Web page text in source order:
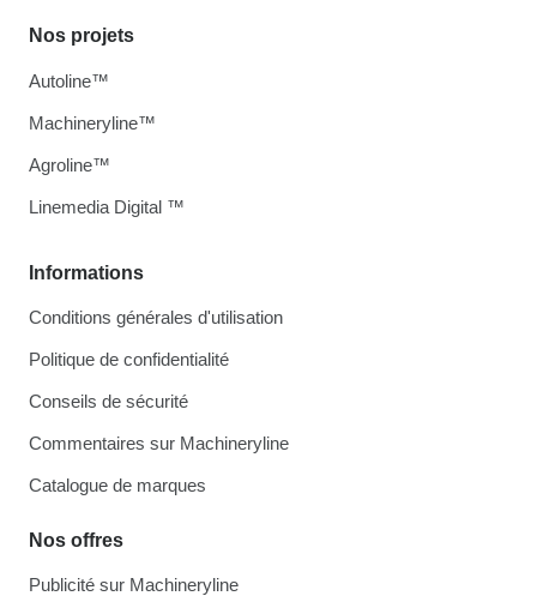
Informations
Conditions générales d'utilisation
Politique de confidentialité
Conseils de sécurité
Commentaires sur Machineryline
Catalogue de marques
Nos offres
Publicité sur Machineryline
Nos projets
Autoline™
Machineryline™
Agroline™
Linemedia Digital ™